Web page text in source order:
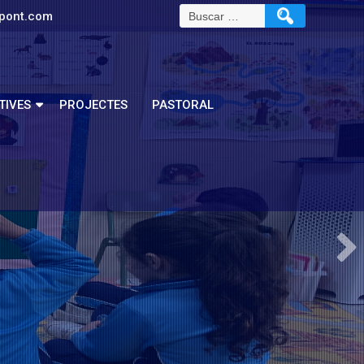
PROJECTES PASTORAL